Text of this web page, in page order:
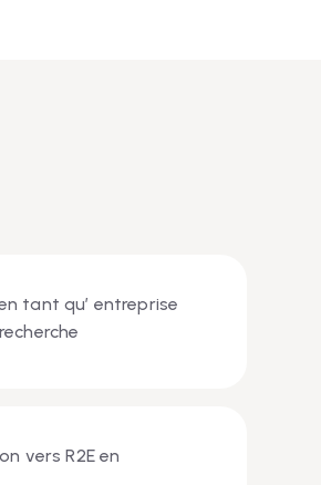
tant qu’ entreprise
vers R2E en